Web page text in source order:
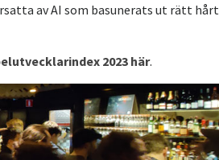
av AI som basunerats ut rätt hårt
2023 här.